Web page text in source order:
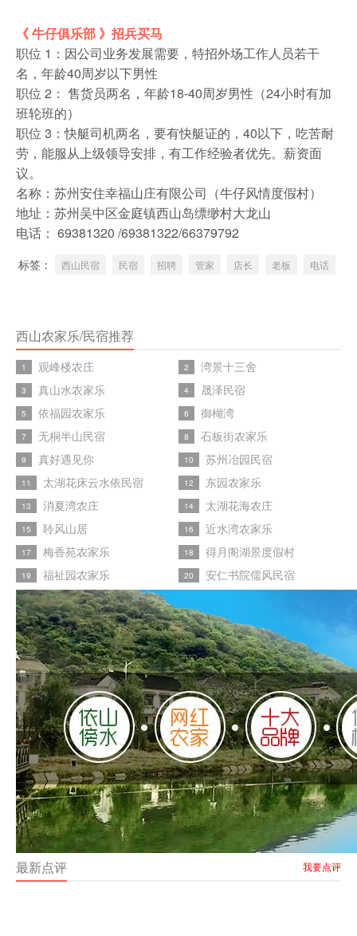
《 牛仔俱乐部 》招兵买马
职位 1：因公司业务发展需要，特招外场工作人员若干
名，年龄40周岁以下男性
职位 2： 售货员两名，年龄18-40周岁男性（24小时有加
班轮班的）
职位 3：快艇司机两名，要有快艇证的，40以下，吃苦耐
劳，能服从上级领导安排，有工作经验者优先。薪资面
议。
名称：苏州安住幸福山庄有限公司（牛仔风情度假村）
地址：苏州吴中区金庭镇西山岛缥缈村大龙山
电话： 69381320 /69381322/66379792
标签： 西山民宿 民宿 招聘 管家 店长 老板 电话
西山农家乐/民宿推荐
1 观峰楼农庄 2 湾景十三舍
3 真山水农家乐 4 晟泽民宿
5 依福园农家乐 6 御楜湾
7 无桐半山民宿 8 石板街农家乐
9 真好遇见你 10 苏州冶园民宿
11 太湖花床云水依民宿 12 东园农家乐
13 消夏湾农庄 14 太湖花海农庄
15 聆风山居 16 近水湾农家乐
17 梅香苑农家乐 18 得月阁湖景度假村
19 福祉园农家乐 20 安仁书院儒风民宿
最新点评 我要点评